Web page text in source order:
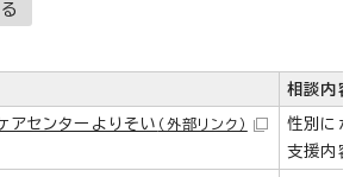
相談内容
アセンターよりそい （外部リンク）
性別にか
支援内容